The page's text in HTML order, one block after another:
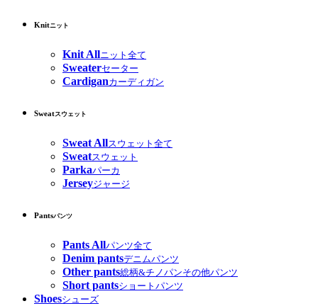
Knitニット
Knit Allニット全て
Sweaterセーター
Cardiganカーディガン
Sweatスウェット
Sweat Allスウェット全て
Sweatスウェット
Parkaパーカ
Jerseyジャージ
Pantsパンツ
Pants Allパンツ全て
Denim pantsデニムパンツ
Other pants総柄&チノパンその他パンツ
Short pantsショートパンツ
Shoesシューズ